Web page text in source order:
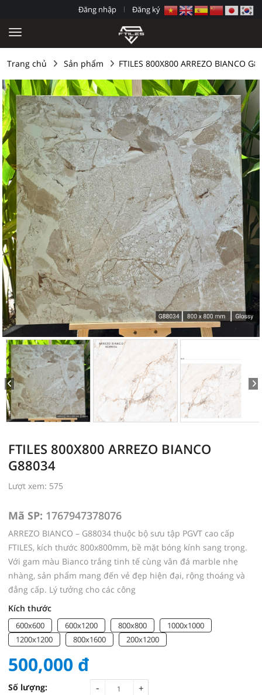
Đăng nhập Đăng ký
Trang chủ Sản phẩm FTILES 800X800 ARREZO BIANCO
FTILES 800X800 ARREZO BIANCO
G88034
Lượt xem: 575
Mã SP: 1767947378076
ARREZO BIANCO – G88034 thuộc bộ sưu tập PGVT cao cấp
FTILES, kích thước 800x800mm, bề mặt bóng kính sang trọng.
Với gam màu Bianco trắng tinh tế cùng vân đá marble nhẹ
nhàng, sản phẩm mang đến vẻ đẹp hiện đại, rộng thoáng và
đẳng cấp. Lý tưởng cho các công
Kích thước
600x600 600x1200 800x800
1000x1000
1200x1200
800x1600 200x1200
500,000 đ
Số lượng: +
-